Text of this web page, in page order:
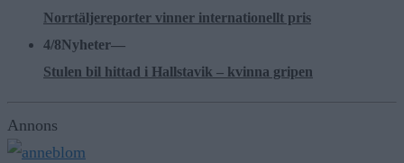
Norrtäljereporter vinner internationellt pris
4/8Nyheter—
Stulen bil hittad i Hallstavik – kvinna gripen
Annons